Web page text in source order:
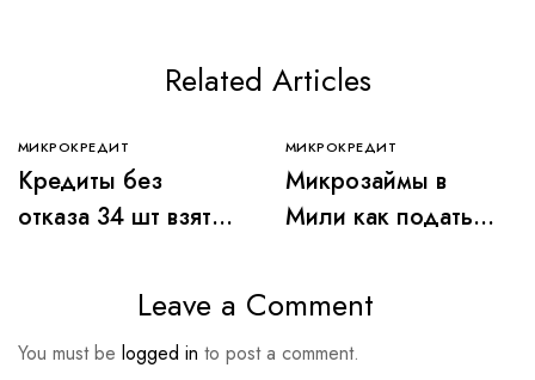
Related Articles
МИКРОКРЕДИТ
Кредиты без
отказа 34 шт взять
МИКРОКРЕДИТ
Микрозаймы в
Мили как подать
личном кабинете,
отзывы, деньги на
карту “Кукуруза”
Leave a Comment
You must be logged in to post a comment.